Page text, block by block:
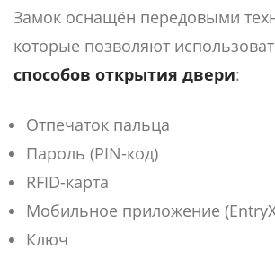
Замок оснащён передовыми
которые позволяют
способов открытия двери:
Отпечаток пальца
Пароль (PIN-код)
RFID-карта
Мобильное приложение
Ключ